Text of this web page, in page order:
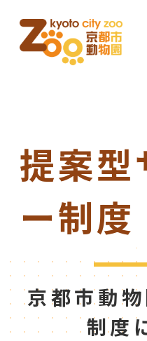
提案型
ー制度
京都市動
制度